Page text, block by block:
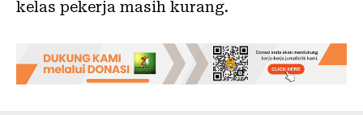
kelas pekerja masih kurang.